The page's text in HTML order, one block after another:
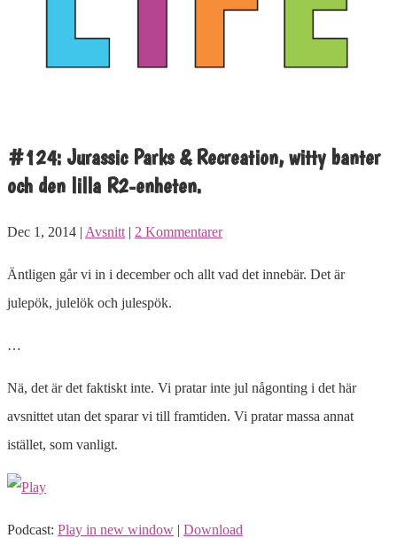
#124: Jurassic Parks & Recreation, witty banter
och den lilla R2-enheten.
Dec 1, 2014 | Avsnitt | 2 Kommentarer
Äntligen går vi in i december och allt vad det innebär. Det är
julepök, julelök och julespök.
…
Nä, det är det faktiskt inte. Vi pratar inte jul någonting i det här
avsnittet utan det sparar vi till framtiden. Vi pratar massa annat
istället, som vanligt.
Podcast: Play in new window | Download